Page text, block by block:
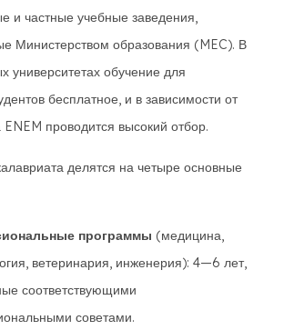
и частные учебные заведения,
Министерством образования (MEC). В
университетах обучение для
бесплатное, и в зависимости от
проводится высокий отбор.
делятся на четыре основные
программы (медицина,
ветеринария, инженерия): 4—6 лет,
соответствующими
советами.